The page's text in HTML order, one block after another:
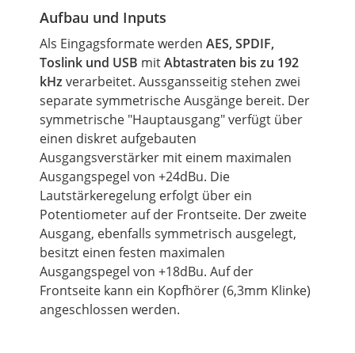
Aufbau und Inputs
Als Eingagsformate werden AES, SPDIF,
Toslink und USB mitAbtastraten bis zu 192
kHz verarbeitet. Aussgansseitig stehen zwei
separate symmetrische Ausgänge bereit. Der
symmetrische "Hauptausgang" verfügt über
einen diskret aufgebauten
Ausgangsverstärker mit einem maximalen
Ausgangspegel von +24dBu. Die
Lautstärkeregelung erfolgt über ein
Potentiometer auf der Frontseite. Der zweite
Ausgang, ebenfalls symmetrisch ausgelegt,
besitzt einen festen maximalen
Ausgangspegel von +18dBu. Auf der
Frontseite kann ein Kopfhörer(6,3mm Klinke)
angeschlossen werden.